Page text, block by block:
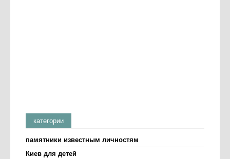
категории
памятники известным личностям
Киев для детей